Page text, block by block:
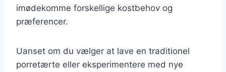
imødekomme forskellige kostbehov og
præferencer.
Uanset om du vælger at lave en traditionel
porretærte eller eksperimentere med nye